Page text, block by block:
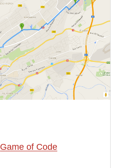
Game of Code